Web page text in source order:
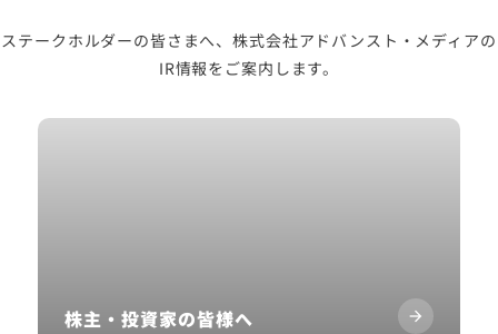
サイトマップ
サイトのご利用について
ステークホルダーの皆さまへ、株式会社アドバンスト・メディアの
IR情報をご案内します。
株主・投資家の皆様へ